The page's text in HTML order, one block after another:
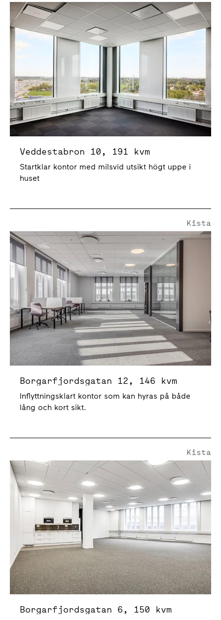
Veddestabron 10
Veddestabron 10, 191 kvm
Startklar kontor med milsvid utsikt högt uppe i
huset
Borgarfjordsgatan 12
Kista
Borgarfjordsgatan 12, 146 kvm
Inflyttningsklart kontor som kan hyras på både
lång och kort sikt.
Borgarfjordsgatan 6
Kista
Borgarfjordsgatan 6, 150 kvm